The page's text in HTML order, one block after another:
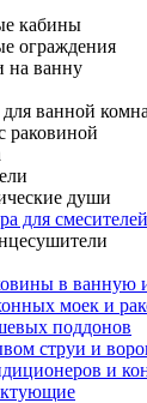
кабины
ограждения
на ванну
ванной
раковиной
души
для смесителей
в ванную
моек и
поддонов
струи и
и